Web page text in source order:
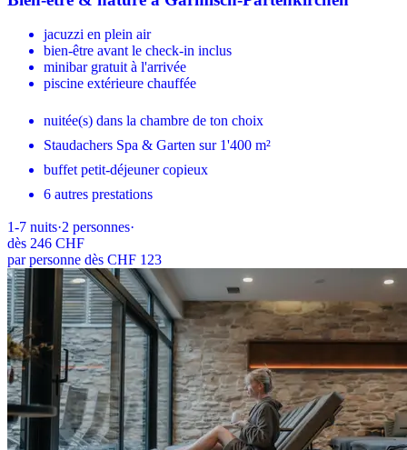
jacuzzi en plein air
bien-être avant le check-in inclus
minibar gratuit à l'arrivée
piscine extérieure chauffée
nuitée(s) dans la chambre de ton choix
Staudachers Spa & Garten sur 1'400 m²
buffet petit-déjeuner copieux
6 autres prestations
1-7 nuits·2 personnes·
dès 246 CHF
par personne dès CHF 123